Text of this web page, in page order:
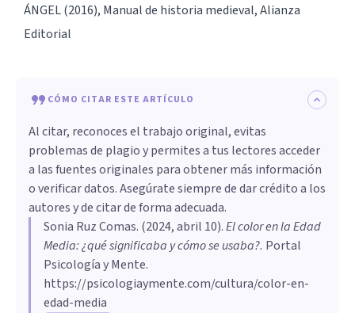
ÁNGEL (2016), Manual de historia medieval, Alianza
Editorial
CÓMO CITAR ESTE ARTÍCULO
Al citar, reconoces el trabajo original, evitas
problemas de plagio y permites a tus lectores acceder
a las fuentes originales para obtener más información
o verificar datos. Asegúrate siempre de dar crédito a los
autores y de citar de forma adecuada.
Sonia Ruz Comas. (2024, abril 10).El color en la Edad
Media: ¿qué significaba y cómo se usaba?. Portal
Psicología y Mente.
https://psicologiaymente.com/cultura/color-en-
edad-media